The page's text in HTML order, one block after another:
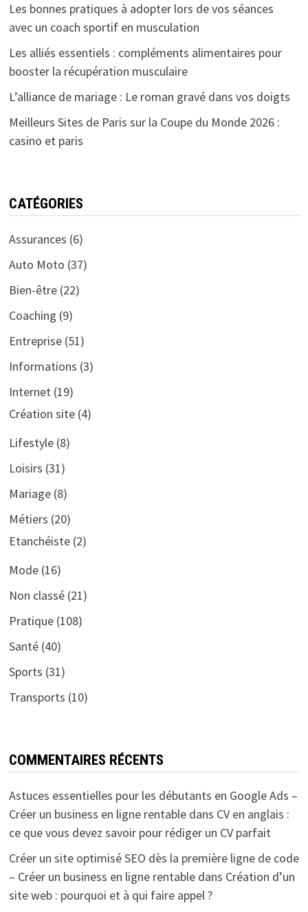
Les bonnes pratiques à adopter lors de vos séances
avec un coach sportif en musculation
Les alliés essentiels : compléments alimentaires pour
booster la récupération musculaire
L’alliance de mariage : Le roman gravé dans vos doigts
Meilleurs Sites de Paris sur la Coupe du Monde 2026 :
casino et paris
CATÉGORIES
Assurances (6)
Auto Moto (37)
Bien-être(22)
Coaching (9)
Entreprise(51)
Informations (3)
Internet(19)
Création site(4)
Lifestyle(8)
Loisirs (31)
Mariage(8)
Métiers (20)
Etanchéiste(2)
Mode(16)
Non classé(21)
Pratique(108)
Santé(40)
Sports (31)
Transports (10)
COMMENTAIRES RÉCENTS
Astuces essentielles pour les débutants en Google Ads –
Créer un business en ligne rentabledans CV en anglais :
ce que vous devez savoir pour rédiger un CV parfait
Créer un site optimisé SEO dès la première ligne de code
– Créer un business en ligne rentabledans Création d’un
site web : pourquoi et à qui faire appel ?